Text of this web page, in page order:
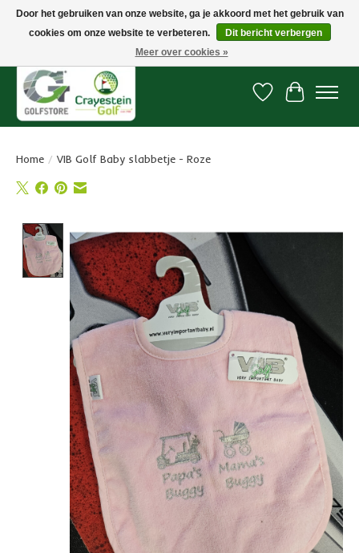
Snelle levering, gratis vanaf € 100. Onze oncourse Golfshop in Dordrecht is
Verlanglijst
Home / VIB Golf Baby slabbetje - Roze
Product image slideshow Items
Door het gebruiken van onze website, ga je akkoord met het gebruik van
cookies om onze website te verbeteren.
Dit bericht verbergen
Meer over cookies »